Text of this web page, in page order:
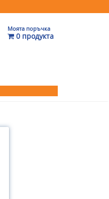
Моята поръчка
0 продукта